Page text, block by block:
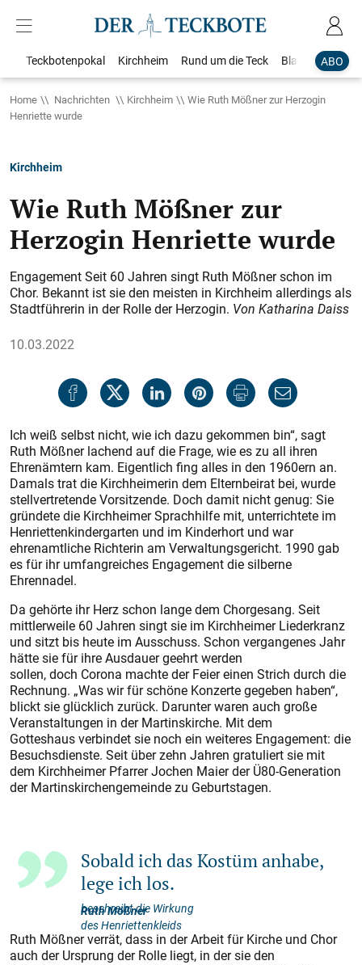
ABO
Teckbotenpokal Kirchheim Rund um die Teck Blaulicht
Home Nachrichten Kirchheim
Wie Ruth Mößner zur Herzogin
Henriette wurde
Kirchheim
Wie Ruth Mößner zur
Herzogin Henriette wurde
Engagement Seit 60 Jahren singt Ruth Mößner schon im
Chor. Bekannt ist sie den meisten in Kirchheim allerdings als
Stadtführerin in der Rolle der Herzogin. Von Katharina Daiss
10.03.2022
Ich weiß selbst nicht, wie ich dazu gekommen bin“, sagt
Ruth Mößner lachend auf die Frage, wie es zu all ihren
Ehrenämtern kam. Eigentlich fing alles in den 1960ern an.
Damals trat die Kirchheimerin dem Elternbeirat bei, wurde
stellvertretende Vorsitzende. Doch damit nicht genug: Sie
gründete die Kirchheimer Sprachhilfe mit, unterrichtete im
Henriettenkindergarten und im Kinderhort und war
ehrenamtliche Richterin am Verwaltungsgericht. 1990 gab
es für ihr umfangreiches Engagement die silberne
Ehrennadel.
Da gehörte ihr Herz schon lange dem Chorgesang. Seit
mittlerweile 60 Jahren singt sie im Kirchheimer Liederkranz
und sitzt bis heute im Ausschuss. Schon vergangenes Jahr
hätte sie für ihre Ausdauer geehrt werden
sollen, doch Corona machte der Feier einen Strich durch die
Rechnung. „Was wir für schöne Konzerte gegeben haben“,
blickt sie glücklich zurück. Darunter waren auch große
Veranstaltungen in der Martinskirche. Mit dem
Gotteshaus verbindet sie noch ein weiteres Engagement: die
Besuchsdienste. Seit über zehn Jahren gratuliert sie mit
dem Kirchheimer Pfarrer Jochen Maier der Ü80-Generation
der Martinskirchengemeinde zu Geburtstagen.
Sobald ich das Kostüm anhabe,
lege ich los.
Ruth Mößner
beschreibt die Wirkung
des Henriettenkleids
Ruth Mößner verrät, dass in der Arbeit für Kirche und Chor
auch der Ursprung der Rolle liegt, in der sie den